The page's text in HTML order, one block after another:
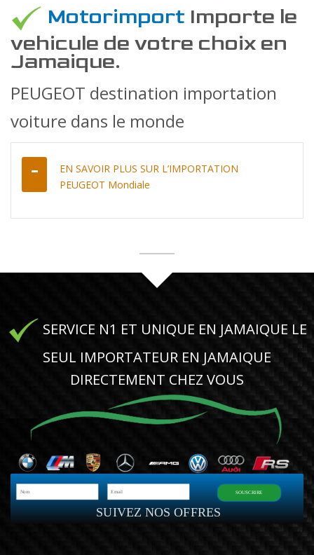
Motorimport Importe le
vehicule de votre choix en
Jamaique.
PEUGEOT destination importation
voiture dans le monde
EN SAVOIR PLUS SUR L’IMPORTATION
PEUGEOT Mondiale
SERVICE N1 ET UNIQUE EN JAMAIQUE LE
SEUL IMPORTATEUR EN JAMAIQUE
DIRECTEMENT CHEZ VOUS
SUIVEZ NOS OFFRES
SOUSCRIRE